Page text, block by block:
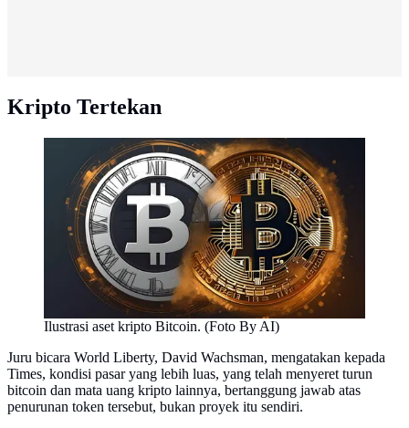
Kripto Tertekan
Ilustrasi aset kripto Bitcoin. (Foto By AI)
Juru bicara World Liberty, David Wachsman, mengatakan kepada
Times, kondisi pasar yang lebih luas, yang telah menyeret turun
bitcoin dan mata uang kripto lainnya, bertanggung jawab atas
penurunan token tersebut, bukan proyek itu sendiri.